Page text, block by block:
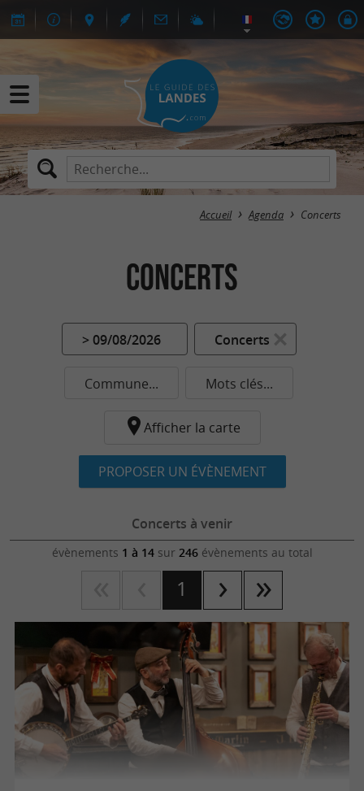
Accueil Agenda Concerts
Concerts
> 09/08/2026 Concerts
Commune... Mots clés...
Afficher la carte
PROPOSER UN ÉVÈNEMENT
Concerts à venir
évènements 1 à 14sur 246évènements au total
1